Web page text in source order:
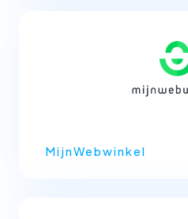
MijnWebwinkel